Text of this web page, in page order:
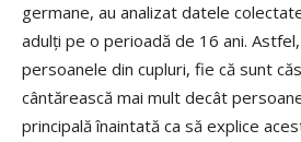
germane, au analizat datele
adulți pe o perioadă de 16 ani.
persoanele din cupluri, fie că sunt
cântărească mai mult decât
principală înaintată ca să explice